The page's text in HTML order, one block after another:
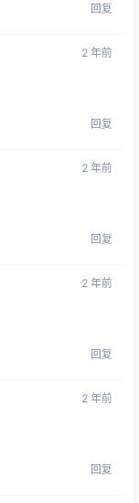
回复
2 年前
回复
2 年前
回复
2 年前
回复
2 年前
回复